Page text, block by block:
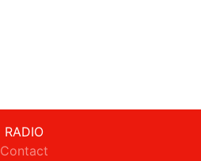
RADIO
Contact